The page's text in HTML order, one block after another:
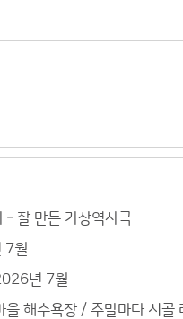
– 잘 만든 가상역사극
7월
년 7월
을 해수욕장 / 주말마다 시